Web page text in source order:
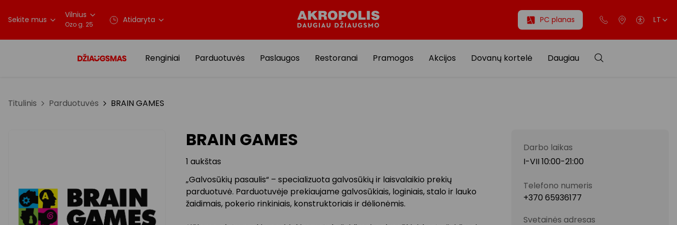
Sekite mus Vilnius
Ozo g. 25 Atidaryta PC planas LT
Renginiai Parduotuvės Paslaugos Restoranai Pramogos Akcijos Dovanų kortelė Daugiau
Titulinis Parduotuvės BRAIN GAMES
BRAIN GAMES
1 aukštas
„Galvosūkių pasaulis“ – specializuota galvosūkių ir laisvalaikio prekių
parduotuvė. Parduotuvėje prekiaujame galvosūkiais, loginiais, stalo ir lauko
žaidimais, pokerio rinkiniais, konstruktoriais ir dėlionėmis.
Darbo laikas
I-VII 10:00-21:00
Telefono numeris
+370 65936177
Svetainės adresas